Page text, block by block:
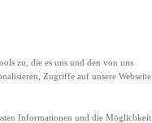
zu, die es uns und den von uns
Zugriffe auf unsere Webseite
Informationen und die Möglichkeit